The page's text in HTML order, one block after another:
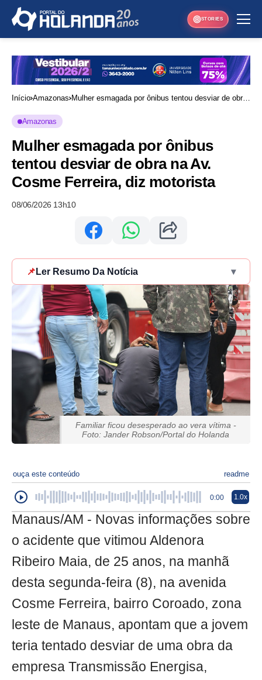
STORIES
Início Amazonas Mulher esmagada por ônibus tentou desviar de obra
Amazonas
Mulher esmagada por ônibus
tentou desviar de obra na Av.
Cosme Ferreira, diz motorista
08/06/2026 13h10
📌 Ler Resumo Da Notícia ▾
Familiar ficou desesperado ao vera vítima -
Foto: Jander Robson/Portal do Holanda
ouça este conteúdo readme
0:00 1.0x
Manaus/AM - Novas informações sobre
o acidente que vitimou Aldenora
Ribeiro Maia, de 25 anos, na manhã
desta segunda-feira (8), na avenida
Cosme Ferreira, bairro Coroado, zona
leste de Manaus, apontam que a jovem
teria tentado desviar de uma obra da
empresa Transmissão Energisa,